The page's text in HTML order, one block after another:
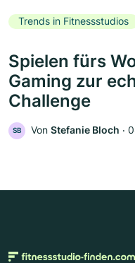
Trends in Fitnessstudios
Spielen fürs
Gaming zur
Challenge
SB Von Stefanie Bloch ‧